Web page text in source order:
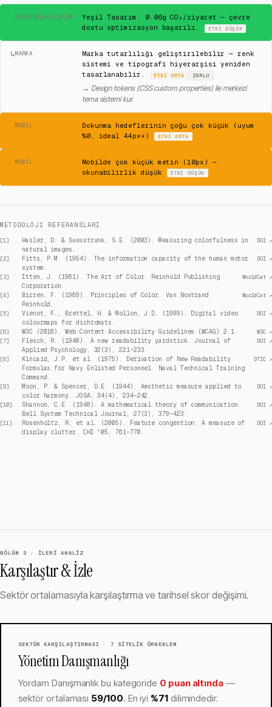
SÜRDÜRÜLEBILIRLIK
Yeşil Tasarım: 0.06g CO₂/ziyaret — çevre
dostu optimizasyon başarılı.
ETKI DÜŞÜK
↳MARKA
Marka tutarlılığı geliştirilebilir — renk
sistemi ve tipografi hiyerarşisi yeniden
tasarlanabilir.
ETKIORTA ZORLU
→ Design tokens (CSS custom properties) ile merkezi
tema sistemi kur.
MOBIL
Dokunma hedeflerinin çoğu çok küçük (uyum
%0, ideal 44px+)
ETKI ORTA
MOBIL
Mobilde çok küçük metin (10px) —
okunabilirlik düşük
ETKI DÜŞÜK
METODOLOJI REFERANSLARI
[1]
Hasler, D. & Suesstrunk, S.E. (2003). Measuring colorfulness in
natural images.
DOI ↗
[2]
Fitts, P.M. (1954). The information capacity of the human motor
system.
DOI ↗
[3]
Itten, J. (1961). The Art of Color. Reinhold Publishing
Corporation.
WorldCat ↗
[4]
Birren, F. (1969). Principles of Color. Van Nostrand
Reinhold.
WorldCat ↗
[5]
Viénot, F., Brettel, H. & Mollon, J.D. (1999). Digital video
colourmaps for dichromats.
DOI ↗
[6] W3C (2018). Web Content Accessibility Guidelines (WCAG) 2.1.
W3C ↗
[7]
Flesch, R. (1948). A new readability yardstick. Journal of
Applied Psychology, 32(3), 221–233.
DOI ↗
[8]
Kincaid, J.P. et al. (1975). Derivation of New Readability
Formulas for Navy Enlisted Personnel. Naval Technical Training
Command.
DTIC ↗
[9]
Moon, P. & Spencer, D.E. (1944). Aesthetic measure applied to
color harmony. JOSA, 34(4), 234–242.
DOI ↗
[10]
Shannon, C.E. (1948). A mathematical theory of communication.
Bell System Technical Journal, 27(3), 379–423.
DOI ↗
[11]
Rosenholtz, R. et al. (2005). Feature congestion: A measure of
display clutter. CHI '05, 761–770.
DOI ↗
BÖLÜM 3 · İLERI ANALIZ
Karşılaştır & İzle
Sektör ortalamasıyla karşılaştırma ve tarihsel skor değişimi.
SEKTÖR KARŞILAŞTIRMASI · 7 SITELIK ÖRNEKLEM
Yönetim Danışmanlığı
Yordam Danışmanlıkbu kategoride 0 puan altında —
sektör ortalaması 59/100. En iyi %71dilimindedir.